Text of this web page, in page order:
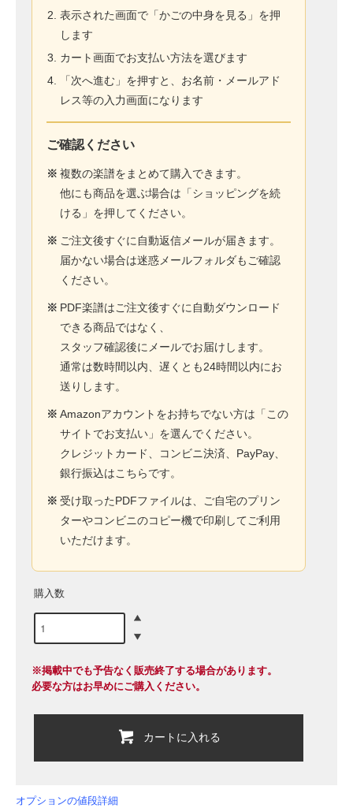
表示された画面で「かごの中身を見る」を押
します
カート画面でお支払い方法を選びます
「次へ進む」を押すと、お名前・メールアド
レス等の入力画面になります
ご確認ください
※ 複数の楽譜をまとめて購入できます。
他にも商品を選ぶ場合は「ショッピングを続
ける」を押してください。
※ ご注文後すぐに自動返信メールが届きます。
届かない場合は迷惑メールフォルダもご確認
ください。
※ PDF楽譜はご注文後すぐに自動ダウンロード
できる商品ではなく、
スタッフ確認後にメールでお届けします。
通常は数時間以内、遅くとも24時間以内にお
送りします。
※ Amazonアカウントをお持ちでない方は「この
サイトでお支払い」を選んでください。
クレジットカード、コンビニ決済、PayPay、
銀行振込はこちらです。
※ 受け取ったPDFファイルは、ご自宅のプリン
ターやコンビニのコピー機で印刷してご利用
いただけます。
購入数
※掲載中でも予告なく販売終了する場合があります。
必要な方はお早めにご購入ください。
カートに入れる
オプションの値段詳細